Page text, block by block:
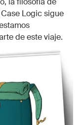
Logic sigue
de este viaje.